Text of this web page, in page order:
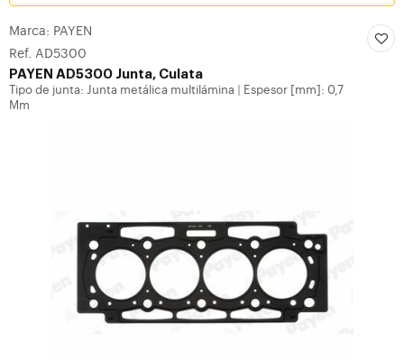
Marca: PAYEN
Ref. AD5300
PAYEN AD5300 Junta, Culata
Tipo de junta: Junta metálica multilámina
Espesor [mm]: 0,7
Mm